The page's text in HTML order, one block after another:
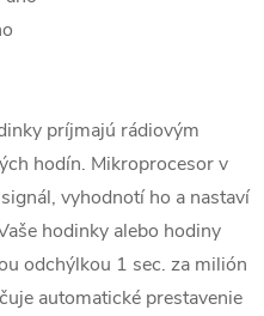
príjmajú rádiovým
hodín. Mikroprocesor v
vyhodnotí ho a nastaví
hodinky alebo hodiny
odchýlkou 1 sec. za milión
automatické prestavenie